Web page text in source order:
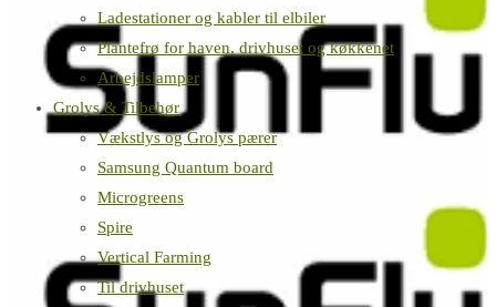
Ladestationer og kabler til elbiler
Plantefrø for haven, drivhuset og køkkenet
Arbejdslamper
Grolys & Tilbehør
Vækstlys og Grolys pærer
Samsung Quantum board
Microgreens
Spire
Vertical Farming
Til drivhuset